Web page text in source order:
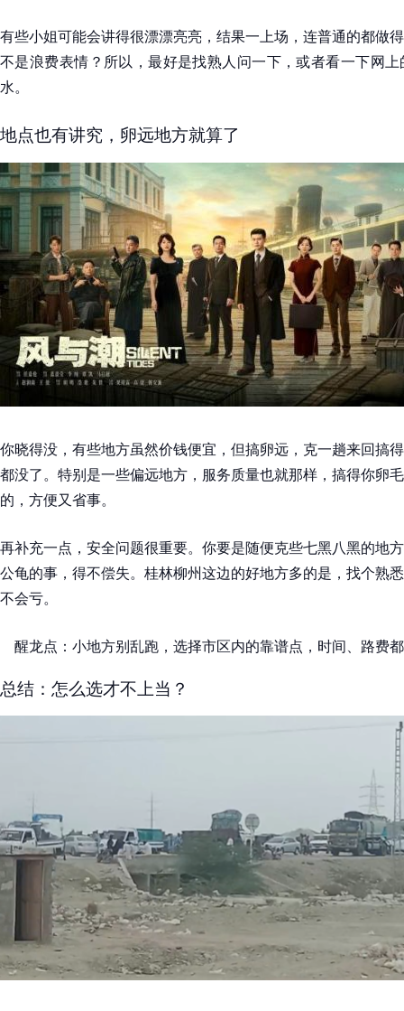
有些小姐可能会讲得很漂漂亮亮，结果一上场，连普通的都做
不是浪费表情？所以，最好是找熟人问一下，或者看一下网
水。
地点也有讲究，卵远地方就算了
你晓得没，有些地方虽然价钱便宜，但搞卵远，克一趟来回搞
都没了。特别是一些偏远地方，服务质量也就那样，搞得你卵
的，方便又省事。
再补充一点，安全问题很重要。你要是随便克些七黑八黑的地
公龟的事，得不偿失。桂林柳州这边的好地方多的是，找个熟
不会亏。
醒龙点：小地方别乱跑，选择市区内的靠谱点，时间、路费
总结：怎么选才不上当？